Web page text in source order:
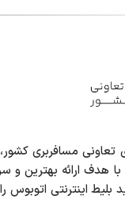
تعاونی مسافربری
هدف ارائه بهترین و
اینترنتی اتوبوس را